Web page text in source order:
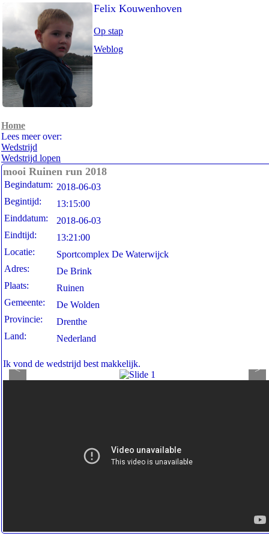
Felix Kouwenhoven
Op stap
Weblog
Home
Lees meer over:
Wedstrijd
Wedstrijd lopen
mooi Ruinen run 2018
Begindatum: 2018-06-03
Begintijd:
13:15:00
Einddatum:
2018-06-03
Eindtijd:
13:21:00
Locatie:
Sportcomplex De Waterwijck
Adres:
De Brink
Plaats:
Ruinen
Gemeente:
De Wolden
Provincie:
Drenthe
Land:
Nederland
Ik vond de wedstrijd best makkelijk.
< >